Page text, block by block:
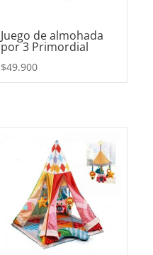
Juego de almohada
por 3 Primordial
$49.900